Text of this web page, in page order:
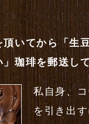
頂いてから「生
」珈琲を郵送し
私自身、
を引き出